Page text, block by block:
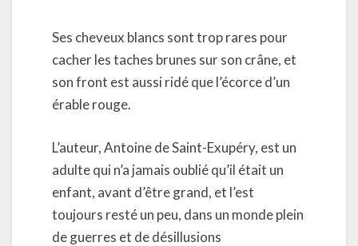
Ses cheveux blancs sont trop rares pour
cacher les taches brunes sur son crâne, et
son front est aussi ridé que l’écorce d’un
érable rouge.
L’auteur, Antoine de Saint-Exupéry, est un
adulte qui n’a jamais oublié qu’il était un
enfant, avant d’être grand, et l’est
toujours resté un peu, dans un monde plein
de guerres et de désillusions